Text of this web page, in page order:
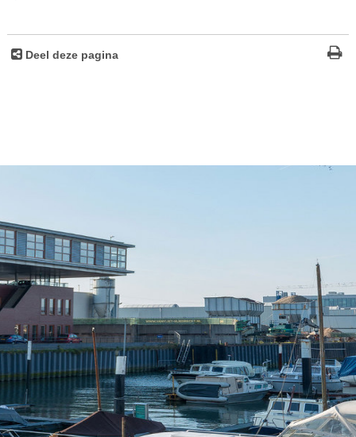
Deel deze pagina